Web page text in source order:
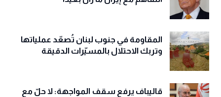
المقاومة في جنوب لبنان تُصعّد عملياتها
وتربك الاحتلال بالمسيّرات الدقيقة
قاليباف يرفع سقف المواجهة: لا حلّ مع